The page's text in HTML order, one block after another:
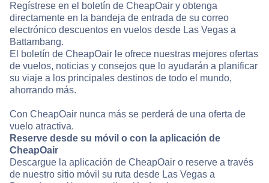
Regístrese en el boletín de CheapOair y obtenga
directamente en la bandeja de entrada de su correo
electrónico descuentos en vuelos desde Las Vegas a
Battambang.
El boletín de CheapOair le ofrece nuestras mejores ofertas
de vuelos, noticias y consejos que lo ayudarán a planificar
su viaje a los principales destinos de todo el mundo,
ahorrando más.
Con CheapOair nunca más se perderá de una oferta de
vuelo atractiva.
Reserve desde su móvil o con la aplicación de
CheapOair
Descargue la aplicación de CheapOair o reserve a través
de nuestro sitio móvil su ruta desde Las Vegas a